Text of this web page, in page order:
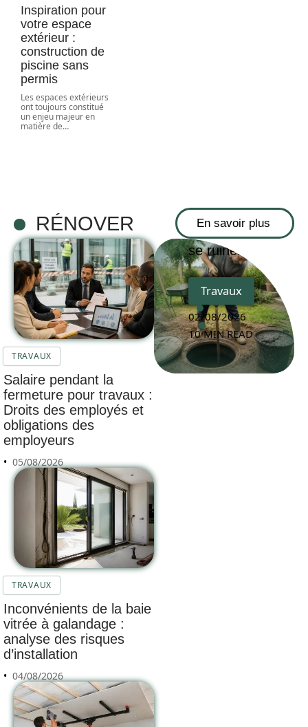
Inspiration pour
votre espace
extérieur :
construction de
piscine sans
permis
Les espaces extérieurs
ont toujours constitué
un enjeu majeur en
matière de…
RÉNOVER En savoir plus
TRAVAUX
Salaire pendant la
fermeture pour travaux :
Droits des employés et
obligations des
employeurs
05/08/2026
TRAVAUX
Inconvénients de la baie
vitrée à galandage :
analyse des risques
d’installation
04/08/2026
septique pas
chère sans
se ruiner
Travaux
02/08/2026
10 MIN READ